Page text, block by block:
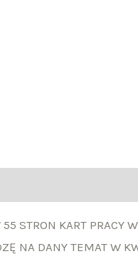
STRON KART PRACY
NA DANY TEMAT W